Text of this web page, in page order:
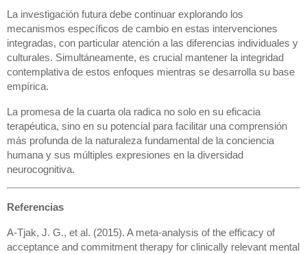
La investigación futura debe continuar explorando los
mecanismos específicos de cambio en estas intervenciones
integradas, con particular atención a las diferencias individuales y
culturales. Simultáneamente, es crucial mantener la integridad
contemplativa de estos enfoques mientras se desarrolla su base
empírica.
La promesa de la cuarta ola radica no solo en su eficacia
terapéutica, sino en su potencial para facilitar una comprensión
más profunda de la naturaleza fundamental de la conciencia
humana y sus múltiples expresiones en la diversidad
neurocognitiva.
Referencias
A-Tjak, J. G., et al. (2015). A meta-analysis of the efficacy of
acceptance and commitment therapy for clinically relevant mental